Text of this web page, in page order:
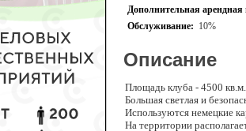
Дополнительная
Обслуживание: 10%
Описание
Площадь клуба - 4500
Большая светлая и
Используются немецкие
На территории